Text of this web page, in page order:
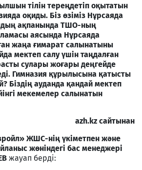
тілін тереңдетіп оқытатын
оқиды. Біз өзіміз Нұрсаяда
ақпанында ТШО-ның
аясында Нұрсаяда
жаңа ғимарат салынатыны
мектеп салу үшін таңдалған
сулары жоғары деңгейде
Гимназия құрылысына қатысты
Біздің ауданда қандай мектеп
мекемелер салынатын
azh.kz сайтынан
ЖШС-нің үкіметпен және
жөніндегі бас менеджері
жауап берді: